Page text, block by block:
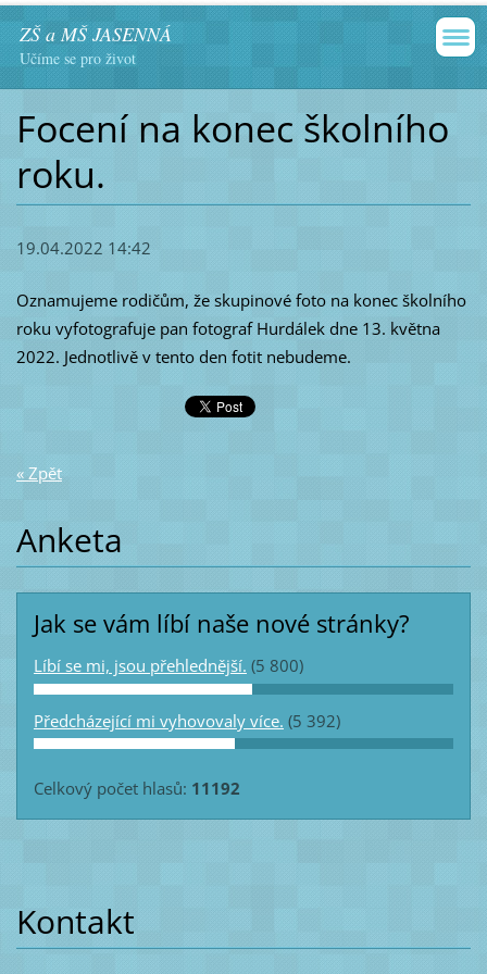
ZŠ a MŠ JASENNÁ
Učíme se pro život
Focení na konec školního
roku.
19.04.2022 14:42
Oznamujeme rodičům, že skupinové foto na konec školního
roku vyfotografuje pan fotograf Hurdálek dne 13. května
2022. Jednotlivě v tento den fotit nebudeme.
« Zpět
Anketa
Jak se vám líbí naše nové stránky?
Líbí se mi, jsou přehlednější. (5 800)
Předcházející mi vyhovovaly více. (5 392)
Celkový počet hlasů: 11192
Kontakt